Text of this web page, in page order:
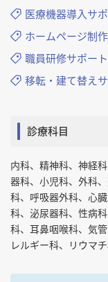
医療機器導入サ
ホームページ制
職員研修サポート
移転・建て替え
診療科目
内科、精神科、神経
器科、小児科、外科
科、呼吸器外科、心
科、泌尿器科、性病
科、耳鼻咽喉科、気
レルギー科、リウマ